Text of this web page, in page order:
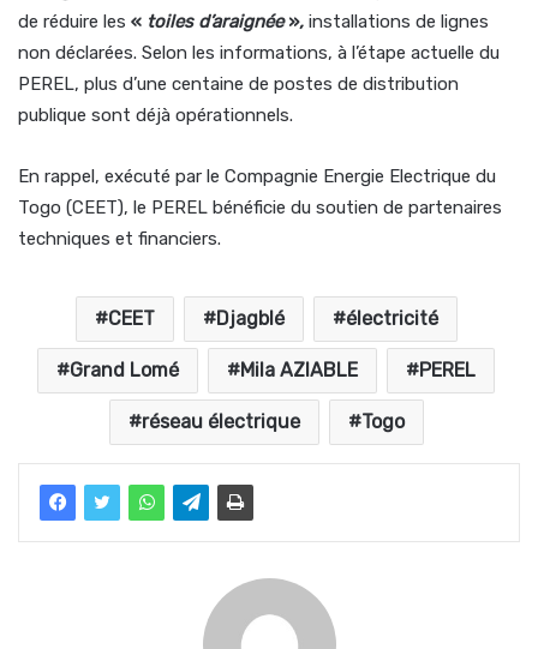
de réduire les « toiles d’araignée», installations de lignes
non déclarées. Selon les informations, à l’étape actuelle du
PEREL, plus d’une centaine de postes de distribution
publique sont déjà opérationnels.
En rappel, exécuté par le Compagnie Energie Electrique du
Togo (CEET), le PEREL bénéficie du soutien de partenaires
techniques et financiers.
CEET Djagblé électricité
Grand Lomé Mila AZIABLE PEREL
réseau électrique Togo